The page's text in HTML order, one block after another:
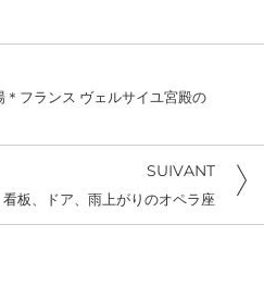
フランス ヴェルサイユ宮殿の
SUIVANT
板、ドア、雨上がりのオペラ座